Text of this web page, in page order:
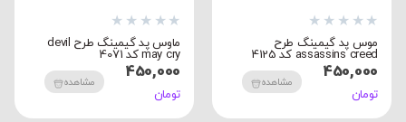
★
★
★
★
★
موس پد گیمینگ طرح
assassins creed کد 4125
450,000
تومان
مشاهده
★
★
★
★
★
ماوس پد گیمینگ طرح devil
may cry کد 4071
450,000
تومان
مشاهده